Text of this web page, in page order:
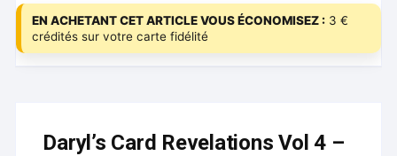
EN ACHETANT CET ARTICLE VOUS ÉCONOMISEZ : 3 €
crédités sur votre carte fidélité
Daryl’s Card Revelations Vol 4 –